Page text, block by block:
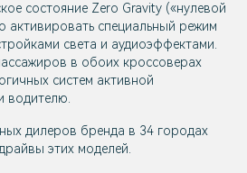
состояние Zero Gravity («нулевой
активировать специальный режим
света и аудиоэффектами.
в обоих кроссоверах
систем активной
водителю.
дилеров бренда в 34 городах
этих моделей.